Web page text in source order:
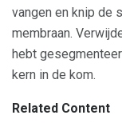
vangen en knip de
membraan.
hebt
kern in de kom.
Related Content